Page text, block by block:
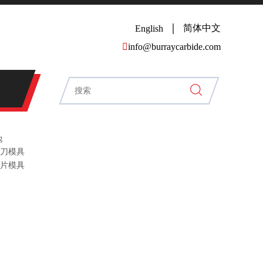
English
简体中文
info@burraycarbide.com
模具
模具